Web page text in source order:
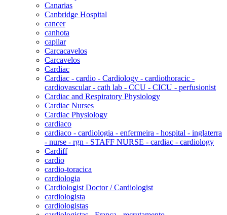
Canarias
Canbridge Hospital
cancer
canhota
capilar
Carcacavelos
Carcavelos
Cardiac
Cardiac - cardio - Cardiology - cardiothoracic -
cardiovascular - cath lab - CCU - CICU - perfusionist
Cardiac and Respiratory Physiology
Cardiac Nurses
Cardiac Physiology
cardiaco
cardiaco - cardiologia - enfermeira - hospital - inglaterra
- nurse - rgn - STAFF NURSE - cardiac - cardiology
Cardiff
cardio
cardio-toracica
cardiologia
Cardiologist Doctor / Cardiologist
cardiologista
cardiologistas